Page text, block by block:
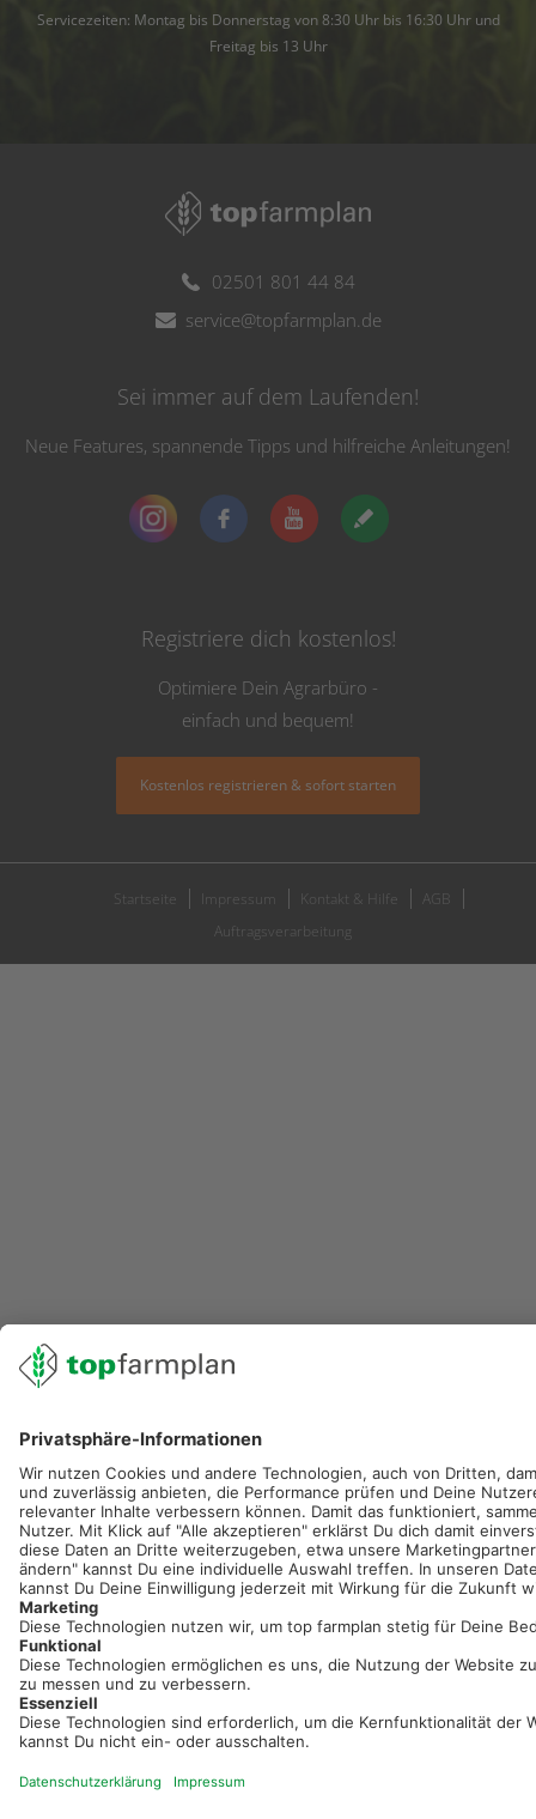
Servicezeiten: Montag bis Donnerstag von 8:30 Uhr bis 16:30 Uhr und
Freitag bis 13 Uhr
02501 801 44 84
service@topfarmplan.de
Sei immer auf dem Laufenden!
Neue Features, spannende Tipps und hilfreiche Anleitungen!
Registriere dich kostenlos!
Optimiere Dein Agrarbüro -
einfach und bequem!
Kostenlos registrieren & sofort starten
Startseite Impressum Kontakt & Hilfe
AGB
Auftragsverarbeitung